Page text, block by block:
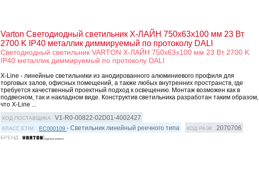
Varton Светодиодный светильник Х-ЛАЙН 750x63x100 мм 23 Вт
2700 K IP40 металлик диммируемый по протоколу DALI
Светодиодный светильник VARTON Х-ЛАЙН 750x63x100 мм 23 Вт 2700 K
IP40 металлик диммируемый по протоколу DALI
X-Line - линейные светильники из анодированного алюминиевого профиля для
торговых залов, офисных помещений, а также любых внутренних пространств, где
требуется качественный проектный подход к освещению. Монтаж возможен как в
подвесном, так и накладном виде. Конструктив светильника разработан таким образом,
что X-Line ...
КОД ПОСТАВЩИКА V1-R0-00822-02D01-4002427
КЛАСС ETIM EC000109- Светильник линейный реечного типа КОД РАЭК 2070706
БРЕНД